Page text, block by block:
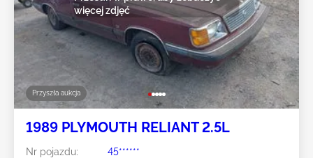
Przyszła aukcja
więcej zdjęć
1989 PLYMOUTH RELIANT 2.5L
Nr pojazdu:
45******